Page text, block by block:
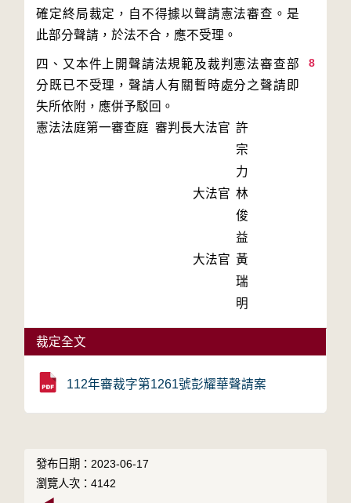
確定終局裁定，自不得據以聲請憲法審查。是
8
四、又本件上開聲請法規範及裁判憲法審查部
分既已不受理，聲請人有關暫時處分之聲請即
失所依附，應併予駁回。
憲法法庭第一審查庭 審判長大法官 許
宗
力
大法官 林
俊
益
大法官 黃
瑞
明
裁定全文
112年審裁字第1261號彭耀華聲請案
發布日期：2023-06-17
瀏覽人次：4142